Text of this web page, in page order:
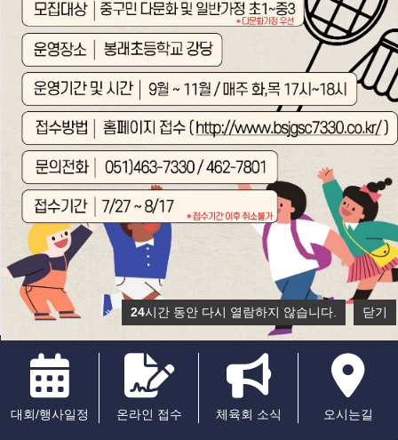
24시간 동안 다시 열람하지 않습니다. 닫기
대회/행사일정 온라인 접수 체육회 소식 오시는길